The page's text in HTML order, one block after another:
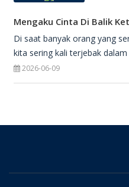
Di saat banyak orang yang
kita sering kali terjebak
2026-06-09